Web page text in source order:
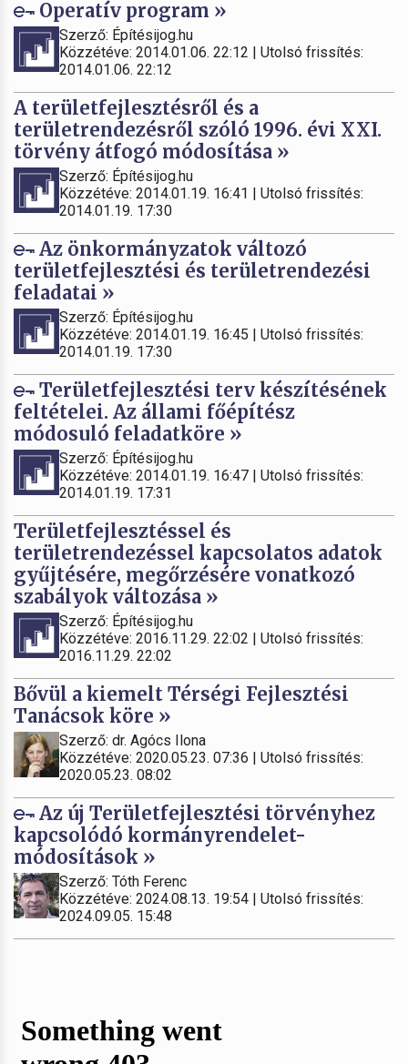
Operatív program »
Szerző: Építésijog.hu
Közzétéve: 2014.01.06. 22:12 | Utolsó frissítés:
2014.01.06. 22:12
A területfejlesztésről és a
területrendezésről szóló 1996. évi XXI.
törvény átfogó módosítása »
Szerző: Építésijog.hu
Közzétéve: 2014.01.19. 16:41 | Utolsó frissítés:
2014.01.19. 17:30
Az önkormányzatok változó
területfejlesztési és területrendezési
feladatai »
Szerző: Építésijog.hu
Közzétéve: 2014.01.19. 16:45 | Utolsó frissítés:
2014.01.19. 17:30
Területfejlesztési terv készítésének
feltételei. Az állami főépítész
módosuló feladatköre »
Szerző: Építésijog.hu
Közzétéve: 2014.01.19. 16:47 | Utolsó frissítés:
2014.01.19. 17:31
Területfejlesztéssel és
területrendezéssel kapcsolatos adatok
gyűjtésére, megőrzésére vonatkozó
szabályok változása »
Szerző: Építésijog.hu
Közzétéve: 2016.11.29. 22:02 | Utolsó frissítés:
2016.11.29. 22:02
Bővül a kiemelt Térségi Fejlesztési
Tanácsok köre »
Szerző: dr. Agócs Ilona
Közzétéve: 2020.05.23. 07:36 | Utolsó frissítés:
2020.05.23. 08:02
Az új Területfejlesztési törvényhez
kapcsolódó kormányrendelet-
módosítások »
Szerző: Tóth Ferenc
Közzétéve: 2024.08.13. 19:54 | Utolsó frissítés:
2024.09.05. 15:48